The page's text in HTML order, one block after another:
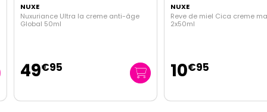
NUXE
Nuxuriance Ultra la creme anti-âge
Global 50ml
49€95
NUXE
Reve de miel Cica creme
2x50ml
10€95